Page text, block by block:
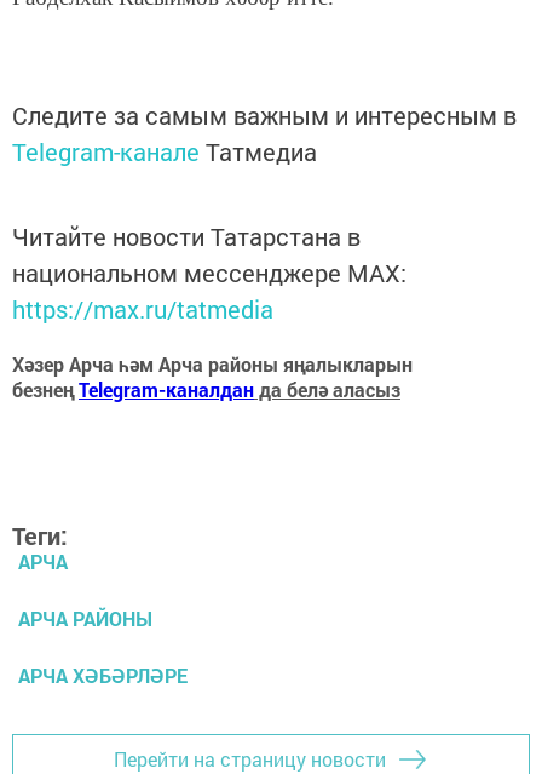
Следите за самым важным и интересным в
Telegram-канале Татмедиа
Читайте новости Татарстана в
национальном мессенджере MАХ:
https://max.ru/tatmedia
Хәзер Арча һәм Арча районы яңалыкларын
безнеңTelegram-каналданда белә аласыз
Теги:
АРЧА
АРЧА РАЙОНЫ
АРЧА ХӘБӘРЛӘРЕ
Перейти на страницу новости